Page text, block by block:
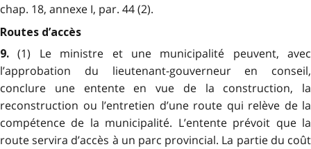
chap. 18, annexe I, par. 44 (2).
Routes d’accès
9.(1) Le ministre et une municipalité peuvent, avec
l’approbation du lieutenant-gouverneur en conseil,
conclure une entente en vue de la construction, la
reconstruction ou l’entretien d’une route qui relève de la
compétence de la municipalité. L’entente prévoit que la
route servira d’accès à un parc provincial. La partie du coût